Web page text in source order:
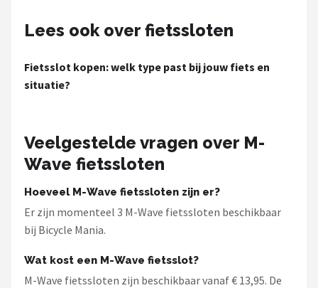
Lees ook over fietssloten
Fietsslot kopen: welk type past bij jouw fiets en
situatie?
Veelgestelde vragen over M-
Wave fietssloten
Hoeveel M-Wave fietssloten zijn er?
Er zijn momenteel 3 M-Wave fietssloten beschikbaar
bij Bicycle Mania.
Wat kost een M-Wave fietsslot?
M-Wave fietssloten zijn beschikbaar vanaf € 13,95. De